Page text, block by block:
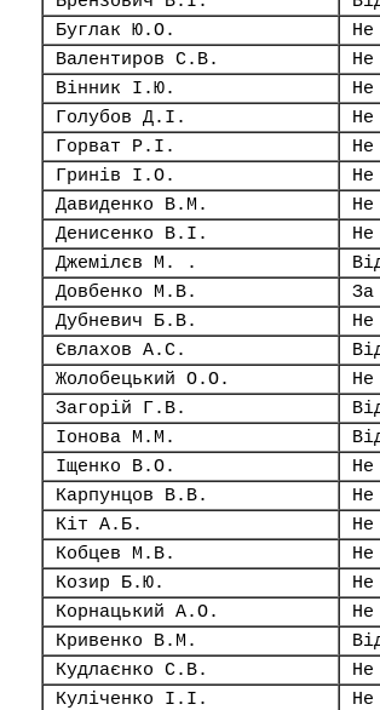
Буглак Ю.О.
Не
Валентиров С.В.
Не
Вінник І.Ю.
Не
Голубов Д.І.
Не
Горват Р.І.
Не
Гринів І.О.
Не
Давиденко В.М.
Не
Денисенко В.І.
Не
Джемілєв М. .
Довбенко М.В.
За
Дубневич Б.В.
Не
Євлахов А.С.
Жолобецький О.О.
Не
Загорій Г.В.
Іонова М.М.
Іщенко В.О.
Не
Карпунцов В.В.
Не
Кіт А.Б.
Не
Кобцев М.В.
Не
Козир Б.Ю.
Не
Корнацький А.О.
Не
Кривенко В.М.
Кудлаєнко С.В.
Не
Куліченко І.І.
Не